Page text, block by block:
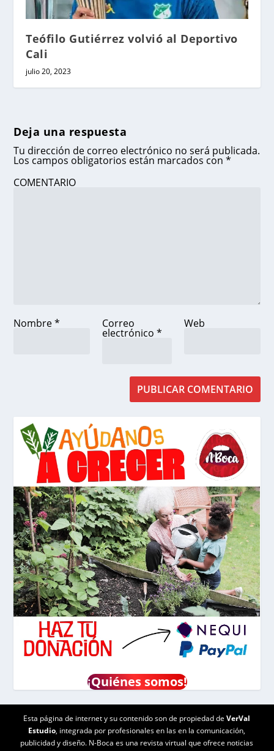
Teófilo Gutiérrez volvió al Deportivo
Cali
julio 20, 2023
Deja una respuesta
Tu dirección de correo electrónico no será publicada.
Los campos obligatorios están marcados con*
COMENTARIO
Nombre* Correo
electrónico *
Web
¡Quiénes somos!
Esta página de internet y su contenido son de propiedad deVerVal
Estudio, integrada por profesionales en las en la comunicación,
publicidad y diseño. N-Boca es una revista virtual que ofrece noticias